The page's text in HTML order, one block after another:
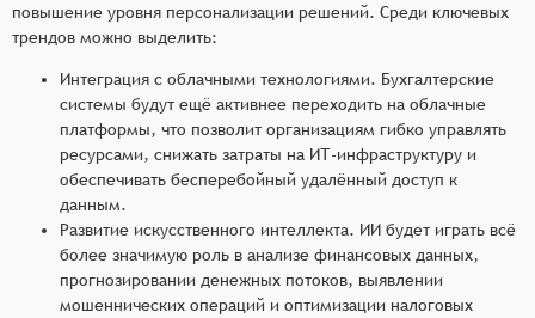
повышение уровня персонализации решений. Среди ключевых
трендов можно выделить:
Интеграция с облачными технологиями. Бухгалтерские
системы будут ещё активнее переходить на облачные
платформы, что позволит организациям гибко управлять
ресурсами, снижать затраты на ИТ-инфраструктуру и
обеспечивать бесперебойный удалённый доступ к
данным.
Развитие искусственного интеллекта. ИИ будет играть всё
более значимую роль в анализе финансовых данных,
прогнозировании денежных потоков, выявлении
мошеннических операций и оптимизации налоговых